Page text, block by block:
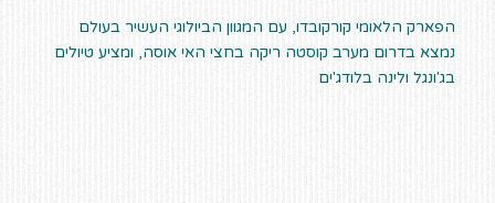
הפארק הלאומי קורקובדו, עם המגוון הביולוגי העשיר בעולם
נמצא בדרום מערב קוסטה ריקה בחצי האי אוסה, ומציע טיולים
בג'ונגל ולינה בלודג'ים